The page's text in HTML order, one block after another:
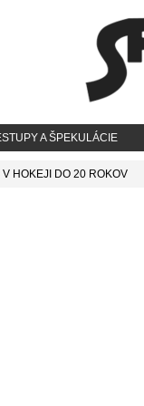
A ŠPEKULÁCIE
V HOKEJI DO 20 ROKOV